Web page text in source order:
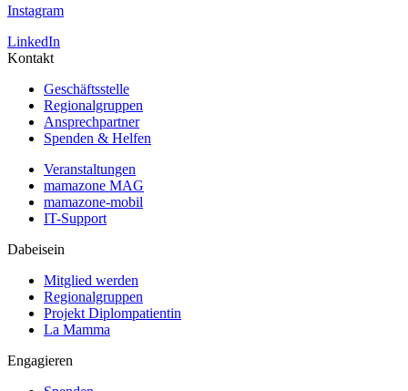
Instagram
LinkedIn
Kontakt
Geschäftsstelle
Regionalgruppen
Ansprechpartner
Spenden & Helfen
Veranstaltungen
mamazone MAG
mamazone-mobil
IT-Support
Dabeisein
Mitglied werden
Regionalgruppen
Projekt Diplompatientin
La Mamma
Engagieren